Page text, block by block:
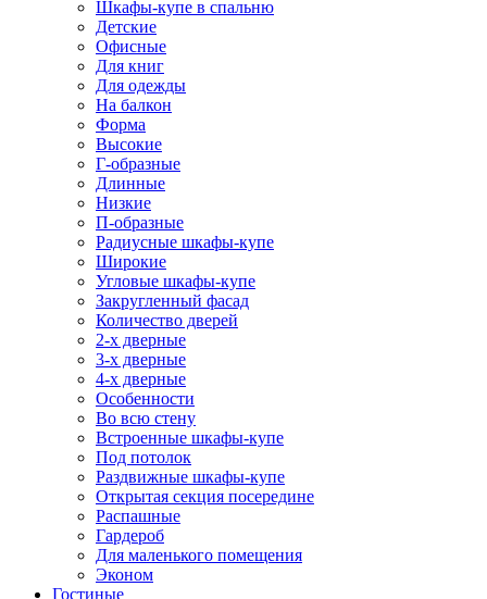
Шкафы-купе в спальню
Детские
Офисные
Для книг
Для одежды
На балкон
Форма
Высокие
Г-образные
Длинные
Низкие
П-образные
Радиусные шкафы-купе
Широкие
Угловые шкафы-купе
Закругленный фасад
Количество дверей
2-х дверные
3-х дверные
4-х дверные
Особенности
Во всю стену
Встроенные шкафы-купе
Под потолок
Раздвижные шкафы-купе
Открытая секция посередине
Распашные
Гардероб
Для маленького помещения
Эконом
Гостиные